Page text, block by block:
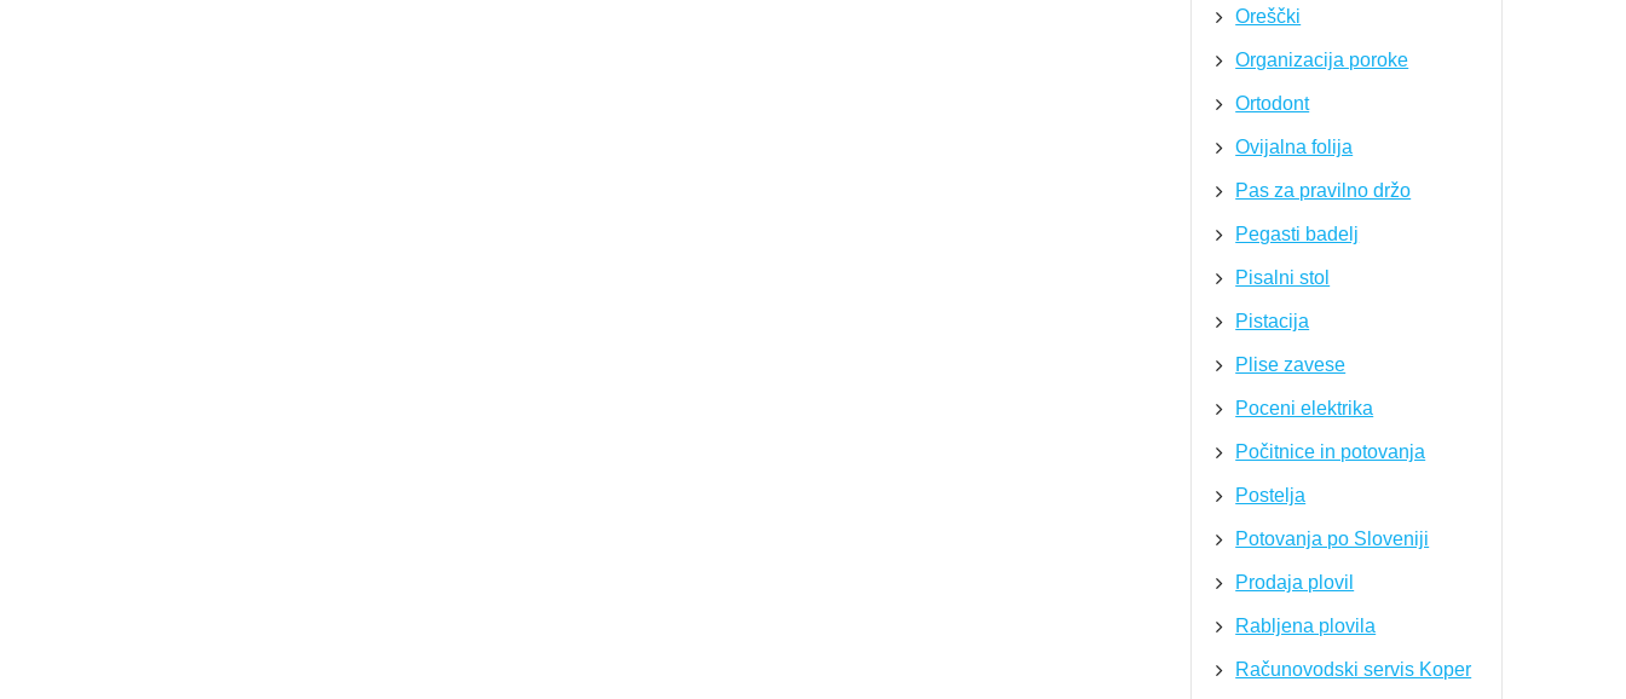
Oreščki
Organizacija poroke
Ortodont
Ovijalna folija
Pas za pravilno držo
Pegasti badelj
Pisalni stol
Pistacija
Plise zavese
Poceni elektrika
Počitnice in potovanja
Postelja
Potovanja po Sloveniji
Prodaja plovil
Rabljena plovila
Računovodski servis Koper